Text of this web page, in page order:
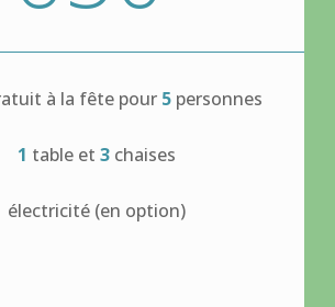
à la fête pour 5 personnes
1 table et 3 chaises
électricité (en option)